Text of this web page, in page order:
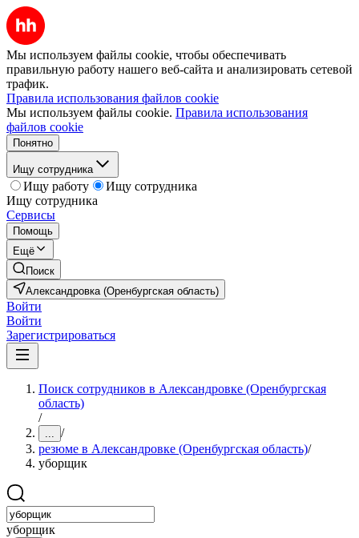
Мы используем файлы cookie, чтобы обеспечивать
правильную работу нашего веб-сайта и анализировать сетевой
трафик.
Правила использования файлов cookie
Мы используем файлы cookie. Правила использования
файлов cookie
Понятно
Ищу сотрудника
Ищу работу
Ищу сотрудника
Ищу сотрудника
Сервисы
Помощь
Ещё
Поиск
Александровка (Оренбургская область)
Войти
Войти
Зарегистрироваться
Поиск сотрудников в Александровке (Оренбургская
область)
/
... /
резюме в Александровке (Оренбургская область)/
уборщик
уборщик